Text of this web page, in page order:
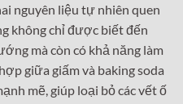
nguyên liệu tự nhiên quen
không chỉ được biết đến
mà còn có khả năng làm
giữa giấm và baking soda
mẽ, giúp loại bỏ các vết ố